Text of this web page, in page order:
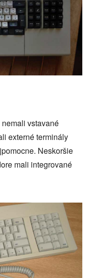
vstavané
externé terminály
Neskoršie
mali integrované